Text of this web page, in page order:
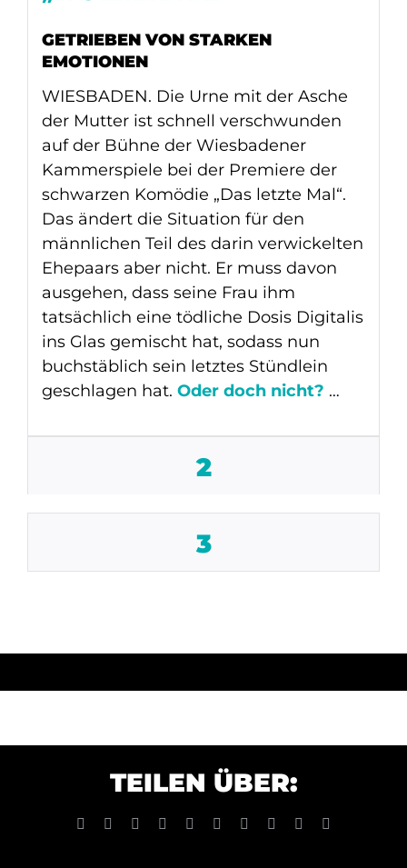
GETRIEBEN VON STARKEN
EMOTIONEN
WIESBADEN. Die Urne mit der Asche
der Mutter ist schnell verschwunden
auf der Bühne der Wiesbadener
Kammerspiele bei der Premiere der
schwarzen Komödie „Das letzte Mal“.
Das ändert die Situation für den
männlichen Teil des darin verwickelten
Ehepaars aber nicht. Er muss davon
ausgehen, dass seine Frau ihm
tatsächlich eine tödliche Dosis Digitalis
ins Glas gemischt hat, sodass nun
buchstäblich sein letztes Stündlein
geschlagen hat. Oder doch nicht? …
2
3
TEILEN ÜBER:
Facebook Reddit LinkedInWhatsApp
TumblrPinterest Xing